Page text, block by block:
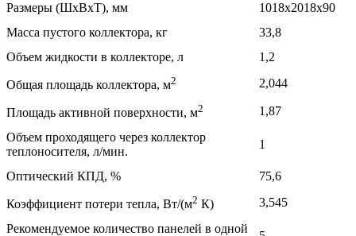
Размеры (ШхВхТ), мм
1018х2018х90
Масса пустого коллектора, кг
33,8
Объем жидкости в коллекторе, л
1,2
Общая площадь коллектора, м2 2,044
Площадь активной поверхности, м2
1,87
Объем проходящего через коллектор
теплоносителя, л/мин.
1
Оптический КПД, % 75,6
Коэффициент потери тепла, Вт/(м2 К)
3,545
Рекомендуемое количество панелей в одной